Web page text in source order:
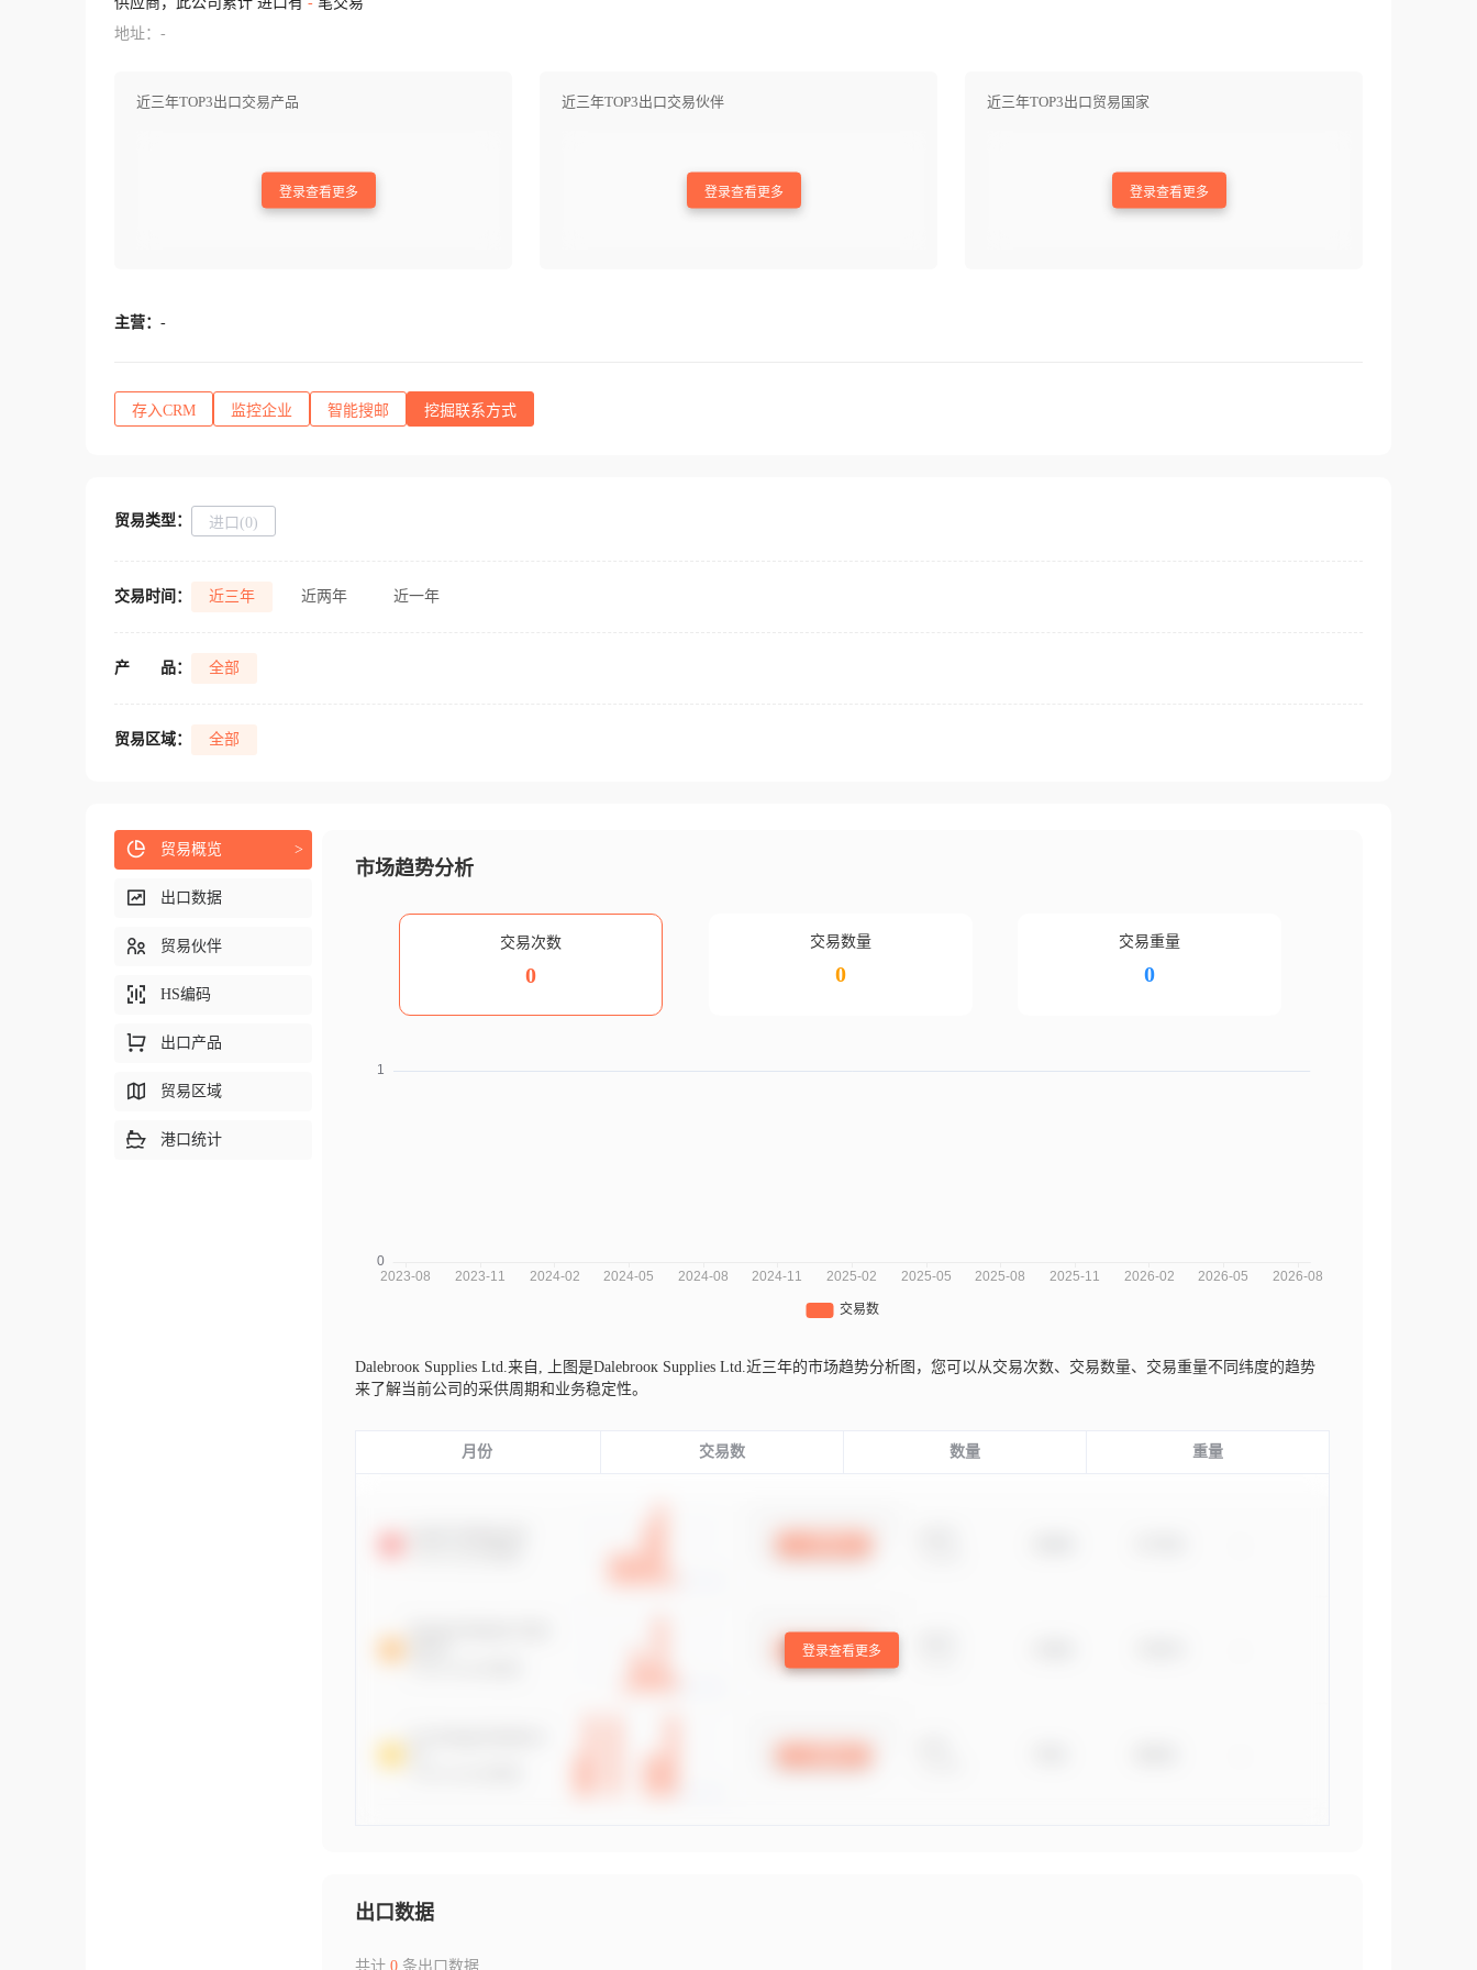
地址：-
近三年TOP3出口交易产品
登录查看更多
近三年TOP3出口交易伙伴
登录查看更多
近三年TOP3出口贸易国家
登录查看更多
主营： -
存入CRM 监控企业 智能搜邮 挖掘联系方式
贸易类型： 进口(0)
交易时间： 近三年 近两年 近一年
产 品： 全部
贸易区域： 全部
市场趋势分析
交易次数
0
交易数量
0
交易重量
0
Dаlеbrоок Suррliеs Ltd.来自,
上图是Dаlеbrоок Suррliеs Ltd.近三年的市场趋势分析图，您可以从交易次数、交易数量、交易重量不同纬度的趋势
来了解当前公司的采供周期和业务稳定性。
月份 交易数 数量 重量
登录查看更多
出口数据
共计 0条出口数据
贸易概览 >
出口数据
贸易伙伴
HS编码
出口产品
贸易区域
港口统计